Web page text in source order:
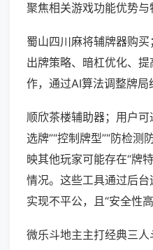
聚焦相关游戏功能优势与
蜀山四川麻将辅牌器购
出牌策略、暗杠优化、
作，通过AI算法调整牌局
顺欣茶楼辅助器；用户
选牌”“控制牌型”“防检测
映其他玩家可能存在“牌
情况。这些工具通过后
实现不平公，且“安全性高
微乐斗地主主打经典三